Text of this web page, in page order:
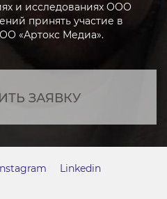
и исследованиях ООО
принять участие в
«Артокс Медиа».
ЗАЯВКУ
Linkedin